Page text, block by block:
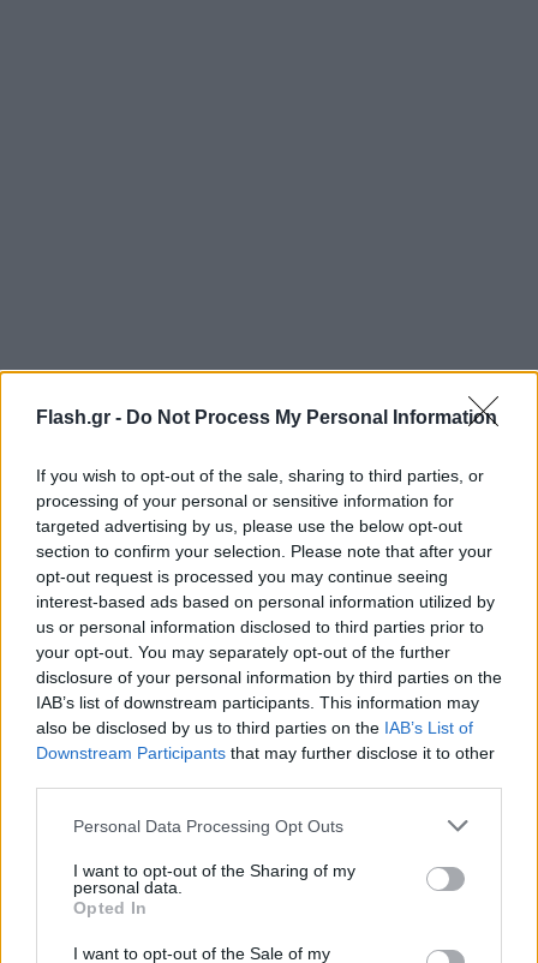
Flash.gr - Do Not Process My Personal Information
If you wish to opt-out of the sale, sharing to third parties, or
processing of your personal or sensitive information for
targeted advertising by us, please use the below opt-out
section to confirm your selection. Please note that after your
opt-out request is processed you may continue seeing
interest-based ads based on personal information utilized by
us or personal information disclosed to third parties prior to
your opt-out. You may separately opt-out of the further
disclosure of your personal information by third parties on the
IAB’s list of downstream participants. This information may
also be disclosed by us to third parties on the IAB’s List of
Downstream Participants that may further disclose it to other
Please note that this website/app uses one or more Google
not limited to your visit or usage behaviour. You may click to
grant or deny consent to Google and its third-party tags to
use your data for below specified purposes in below Google
consent section.
Personal Data Processing Opt Outs
I want to opt-out of the Sharing of my
personal data.
Opted In
I want to opt-out of the Sale of my
FLASH FOCUS